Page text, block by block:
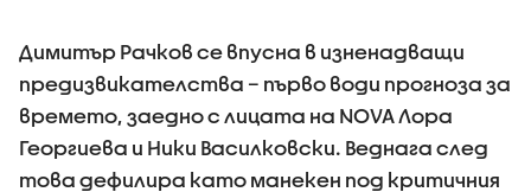
Димитър Рачков се впусна в изненадващи
предизвикателства – първо води прогноза за
времето, заедно с лицата на NOVA Лора
Георгиева и Ники Василковски. Веднага след
това дефилира като манекен под критичния